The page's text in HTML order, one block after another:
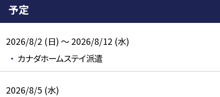
予定
2026/8/2 (日) ～ 2026/8/12 (水)
カナダホームステイ派遣
2026/8/5 (水)